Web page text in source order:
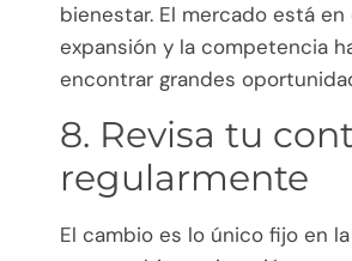
bienestar. El mercado está
expansión y la competencia
encontrar grandes
8. Revisa tu
regularmente
El cambio es lo único fijo en